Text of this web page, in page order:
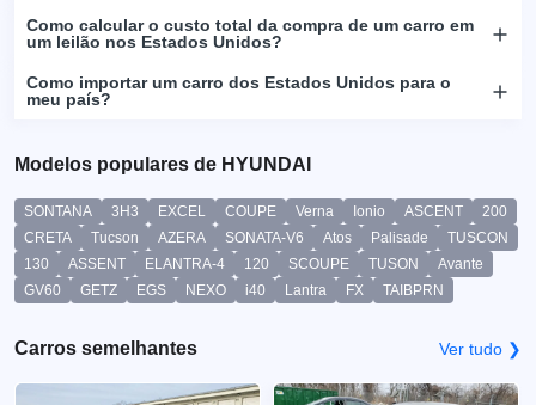
Como calcular o custo total da compra de um carro em
um leilão nos Estados Unidos?
Como importar um carro dos Estados Unidos para o
meu país?
Modelos populares de HYUNDAI
SONTANA 3H3 EXCEL COUPE Verna Ionio ASCENT
200
CRETA
Tucson AZERA SONATA-V6 Atos Palisade
TUSCON
130
ASSENT ELANTRA-4 120 SCOUPE TUSON
Avante
GV60
GETZ EGS NEXO i40 Lantra FX TAIBPRN
Carros semelhantes Ver tudo ❯